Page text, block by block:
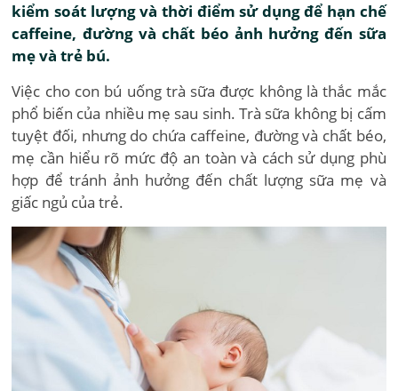
kiểm soát lượng và thời điểm sử dụng để hạn chế
caffeine, đường và chất béo ảnh hưởng đến sữa
mẹ và trẻ bú.
Việc cho con bú uống trà sữa được không là thắc mắc
phổ biến của nhiều mẹ sau sinh. Trà sữa không bị cấm
tuyệt đối, nhưng do chứa caffeine, đường và chất béo,
mẹ cần hiểu rõ mức độ an toàn và cách sử dụng phù
hợp để tránh ảnh hưởng đến chất lượng sữa mẹ và
giấc ngủ của trẻ.